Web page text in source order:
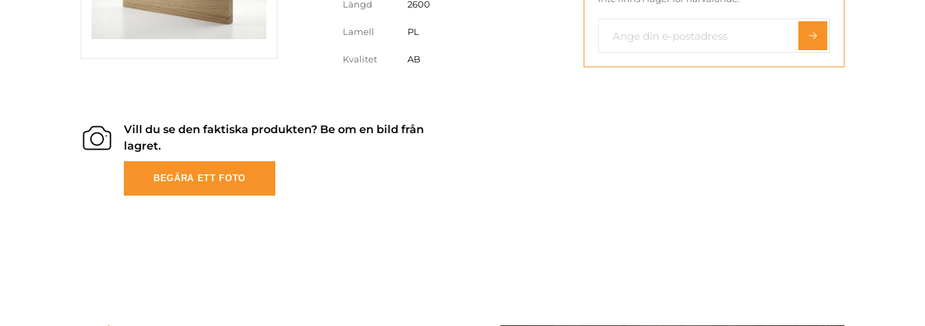
Längd 2600
Lamell PL
Kvalitet AB
Vill du se den faktiska produkten? Be om en bild från
lagret.
BEGÄRA ETT FOTO